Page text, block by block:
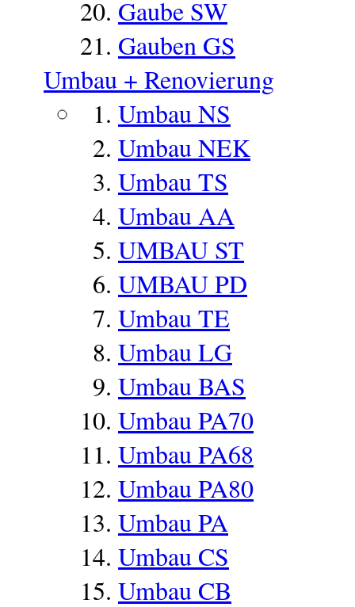
Gaube SW
Gauben GS
Umbau + Renovierung
Umbau NS
Umbau NEK
Umbau TS
Umbau AA
UMBAU ST
UMBAU PD
Umbau TE
Umbau LG
Umbau BAS
Umbau PA70
Umbau PA68
Umbau PA80
Umbau PA
Umbau CS
Umbau CB